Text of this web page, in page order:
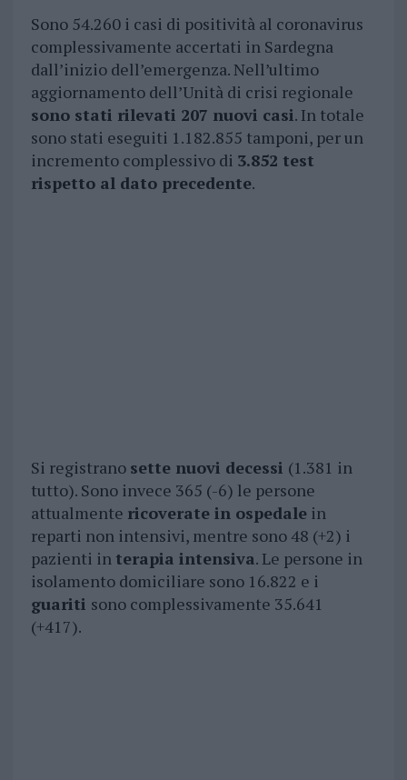
Sono 54.260 i casi di positività al coronavirus
complessivamente accertati in Sardegna
dall’inizio dell’emergenza. Nell’ultimo
aggiornamento dell’Unità di crisi regionale
sono stati rilevati 207 nuovi casi. In totale
sono stati eseguiti 1.182.855 tamponi, per un
incremento complessivo di 3.852 test
rispetto al dato precedente.
Si registrano sette nuovi decessi (1.381 in
tutto). Sono invece 365 (-6) le persone
attualmente ricoverate in ospedalein
reparti non intensivi, mentre sono 48 (+2) i
pazienti in terapia intensiva. Le persone in
isolamento domiciliare sono 16.822 e i
guariti sono complessivamente 35.641
(+417).